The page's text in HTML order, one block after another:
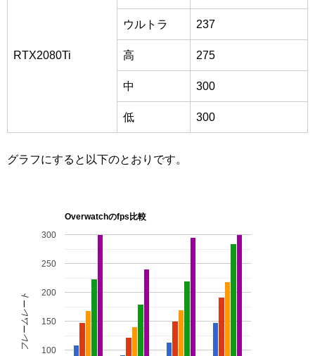
RTX2080Ti
ウルトラ 237
高 275
中 300
低 300
グラフにすると以下のとおりです。
Overwatchのfps比較
100
150
200
250
300
フレームレート